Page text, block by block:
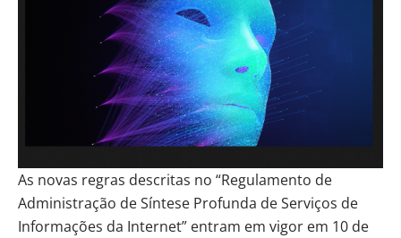
As novas regras descritas no “Regulamento de
Administração de Síntese Profunda de Serviços de
Informações da Internet” entram em vigor em 10 de